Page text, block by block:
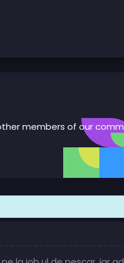
members of our